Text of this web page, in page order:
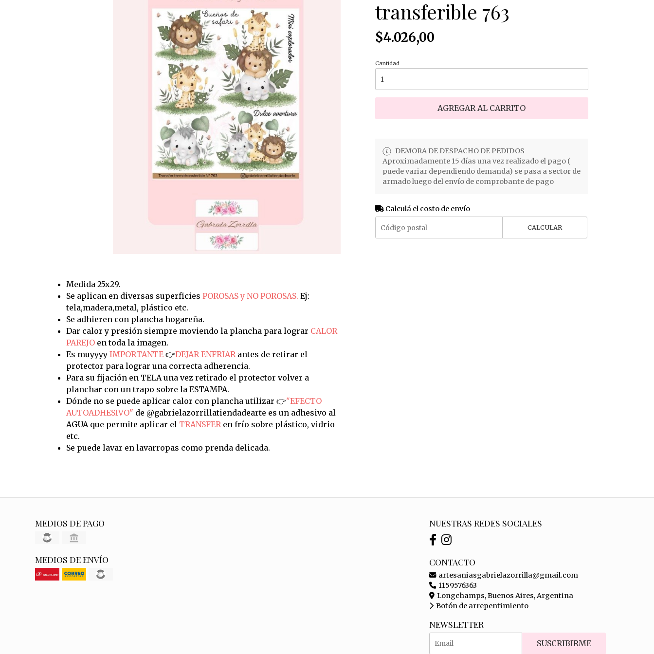
Medida 25x29.
Se aplican en diversas superficies POROSAS y NO POROSAS. Ej:
tela,madera,metal, plástico etc.
Se adhieren con plancha hogareña.
Dar calor y presión siempre moviendo la plancha para lograr CALOR
PAREJOen toda la imagen.
Es muyyyy IMPORTANTE👉DEJAR ENFRIARantes de retirar el
protector para lograr una correcta adherencia.
Para su fijación en TELA una vez retirado el protector volver a
planchar con un trapo sobre la ESTAMPA.
Dónde no se puede aplicar calor con plancha utilizar 👉"EFECTO
AUTOADHESIVO" de @gabrielazorrillatiendadearte es un adhesivo al
AGUA que permite aplicar el TRANSFERen frío sobre plástico, vidrio
etc.
Se puede lavar en lavarropas como prenda delicada.
transferible 763
$4.026,00
Cantidad
AGREGAR AL CARRITO
DEMORA DE DESPACHO DE PEDIDOS
Aproximadamente 15 días una vez realizado el pago (
puede variar dependiendo demanda) se pasa a sector de
armado luego del envío de comprobante de pago
Calculá el costo de envío
CALCULAR
MEDIOS DE PAGO
MEDIOS DE ENVÍO
NUESTRAS REDES SOCIALES
CONTACTO
artesaniasgabrielazorrilla@gmail.com
1159576363
Longchamps, Buenos Aires, Argentina
Botón de arrepentimiento
NEWSLETTER
SUSCRIBIRME